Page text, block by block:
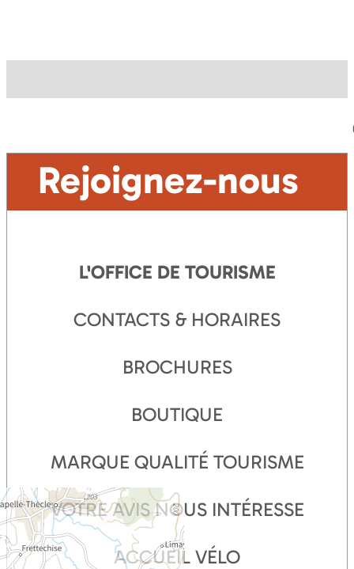
Rejoignez-nous
L'OFFICE DE TOURISME
CONTACTS & HORAIRES
BROCHURES
BOUTIQUE
MARQUE QUALITÉ TOURISME
VOTRE AVIS NOUS INTÉRESSE
ACCUEIL VÉLO